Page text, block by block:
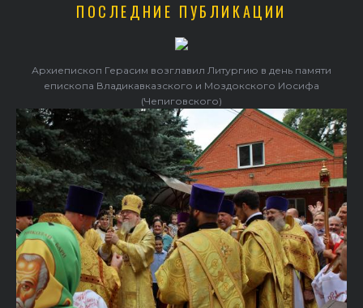
ПОСЛЕДНИЕ ПУБЛИКАЦИИ
Архиепископ Герасим возглавил Литургию в день памяти
епископа Владикавказского и Моздокского Иосифа
(Чепиговского)